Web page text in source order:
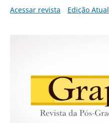
Acessar revista
Edição Atual